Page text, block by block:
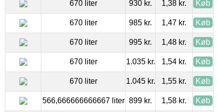
670 liter 930 kr. 1,38 kr. Køb
670 liter 985 kr. 1,47 kr. Køb
670 liter 995 kr. 1,48 kr. Køb
670 liter 1.035 kr. 1,54 kr. Køb
670 liter 1.045 kr. 1,55 kr. Køb
566,666666666667 liter 899 kr. 1,58 kr. Køb